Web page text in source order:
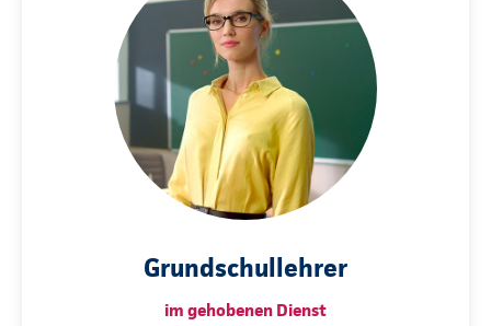
Grundschullehrer
im gehobenen Dienst